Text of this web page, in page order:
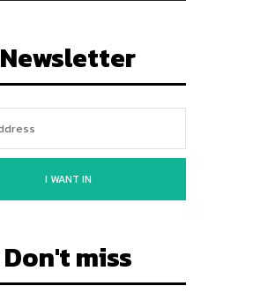
Newsletter
I WANT IN
Don't miss